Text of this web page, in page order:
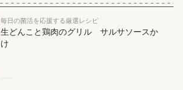
毎日の菌活を応援する厳選レシピ
生どんこと鶏肉のグリル サルサソースか
け